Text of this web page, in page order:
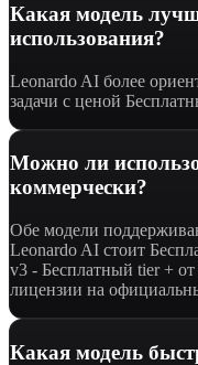
Какая модель
использования?
Leonardo AI более
задачи с ценой
Можно ли
коммерчески?
Обе модели
Leonardo AI стоит
v3 - Бесплатный tier +
лицензии на
Какая модель